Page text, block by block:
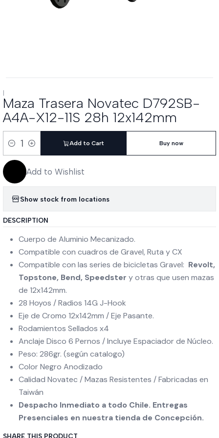
|
Maza Trasera Novatec D792SB-
A4A-X12-11S 28h 12x142mm
Quantity
Add to Cart Buy now
Add to Wishlist
Show stock from locations
DESCRIPTION
Cuerpo de Aluminio Mecanizado.
Compatible con cuadros de Gravel, Ruta y CX
Compatible con las series de bicicletas Gravel: Revolt,
Topstone, Bend, Speedster y otras que usen mazas
de 12x142mm.
28 Hoyos / Radios 14G J-Hook
Eje de Cromo 12x142mm / Eje Pasante.
Rodamientos Sellados x4
Anclaje Disco 6 Pernos / Incluye Espaciador de Núcleo.
Peso: 286gr. (según catalogo)
Color Negro Anodizado
Calidad Novatec / Mazas Resistentes / Fabricadas en
Taiwán
Despacho Inmediato a todo Chile. Entregas
Presenciales en nuestra tienda de Concepción.
SHARE THIS PRODUCT